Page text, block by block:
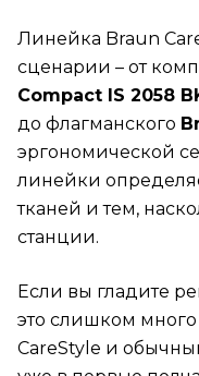
Линейка Braun
сценарии – от
Compact IS 2058
до флагманского
эргономической
линейки
тканей и тем,
станции.
Если вы гладите
это слишком
CareStyle и